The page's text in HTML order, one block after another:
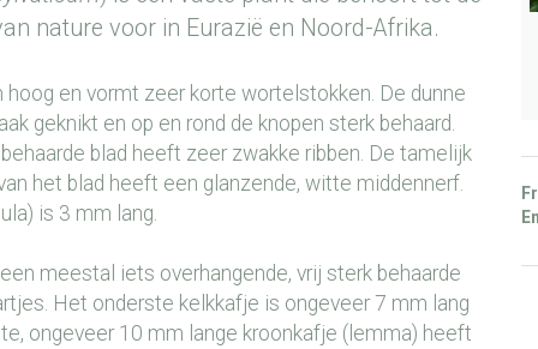
nature voor in Eurazië en Noord-Afrika.
en vormt zeer korte wortelstokken. De dunne
geknikt en op en rond de knopen sterk behaard.
blad heeft zeer zwakke ribben. De tamelijk
het blad heeft een glanzende, witte middennerf.
is 3 mm lang.
meestal iets overhangende, vrij sterk behaarde
Het onderste kelkkafje is ongeveer 7 mm lang
ongeveer 10 mm lange kroonkafje (lemma) heeft